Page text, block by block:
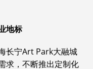
地标
长宁Art Park大融城
求，不断推出定制化